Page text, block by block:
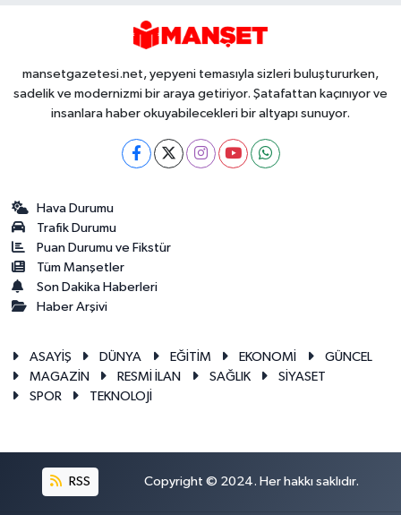
mansetgazetesi.net, yepyeni temasıyla sizleri buluştururken,
sadelik ve modernizmi bir araya getiriyor. Şatafattan kaçınıyor ve
insanlara haber okuyabilecekleri bir altyapı sunuyor.
Hava Durumu
Trafik Durumu
Puan Durumu ve Fikstür
Tüm Manşetler
Son Dakika Haberleri
Haber Arşivi
ASAYİŞ DÜNYA EĞİTİM EKONOMİ
GÜNCEL
MAGAZİN
RESMİ İLAN SAĞLIK
SİYASET
SPOR
TEKNOLOJİ
RSS Copyright © 2024. Her hakkı saklıdır.